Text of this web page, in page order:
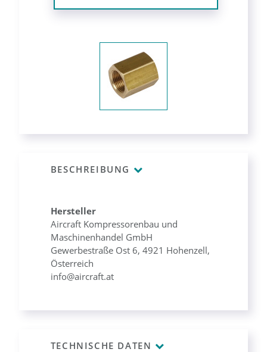
BESCHREIBUNG
Hersteller
Aircraft Kompressorenbau und
Maschinenhandel GmbH
Gewerbestraße Ost 6, 4921 Hohenzell,
Österreich
info@aircraft.at
TECHNISCHE DATEN